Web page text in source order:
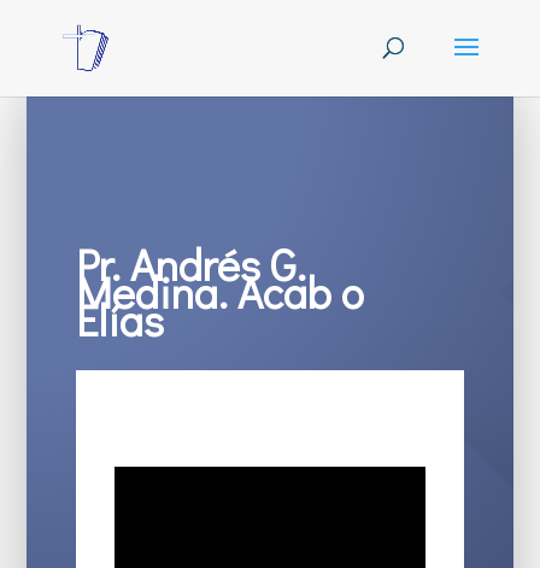
Pr. Andrés G.
Medina. Acab o
Elías